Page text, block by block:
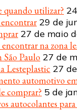
quando utilizar?
29 de
27 de maio
na zona
Paulo 27 de
Lesteplastic 27
automotivo
comprar? 5 de
autocolantes